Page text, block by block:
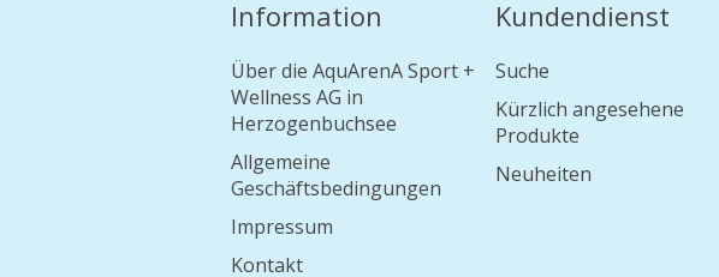
Information
Über die AquArenA Sport +
Wellness AG in
Herzogenbuchsee
Allgemeine
Geschäftsbedingungen
Impressum
Kontakt
Kundendienst
Suche
Kürzlich angesehene
Produkte
Neuheiten